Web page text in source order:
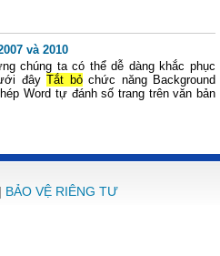
và 2010
chúng ta có thể dễ dàng khắc phục
đâyTắt bỏchức năng Background
Word tự đánh số trang trên văn bản
| BẢO VỆ RIÊNG TƯ